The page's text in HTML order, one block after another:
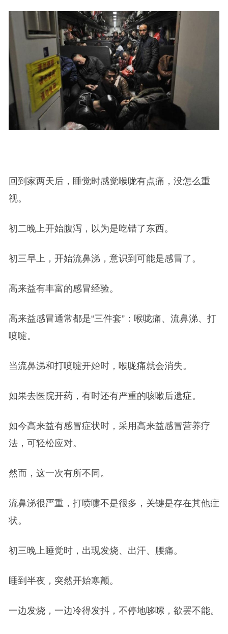
回到家两天后，睡觉时感觉喉咙有点痛，没怎么重
视。
初二晚上开始腹泻，以为是吃错了东西。
初三早上，开始流鼻涕，意识到可能是感冒了。
高来益有丰富的感冒经验。
高来益感冒通常都是“三件套”：喉咙痛、流鼻涕、打
喷嚏。
当流鼻涕和打喷嚏开始时，喉咙痛就会消失。
如果去医院开药，有时还有严重的咳嗽后遗症。
如今高来益有感冒症状时，采用高来益感冒营养疗
法，可轻松应对。
然而，这一次有所不同。
流鼻涕很严重，打喷嚏不是很多，关键是存在其他症
状。
初三晚上睡觉时，出现发烧、出汗、腰痛。
睡到半夜，突然开始寒颤。
一边发烧，一边冷得发抖，不停地哆嗦，欲罢不能。